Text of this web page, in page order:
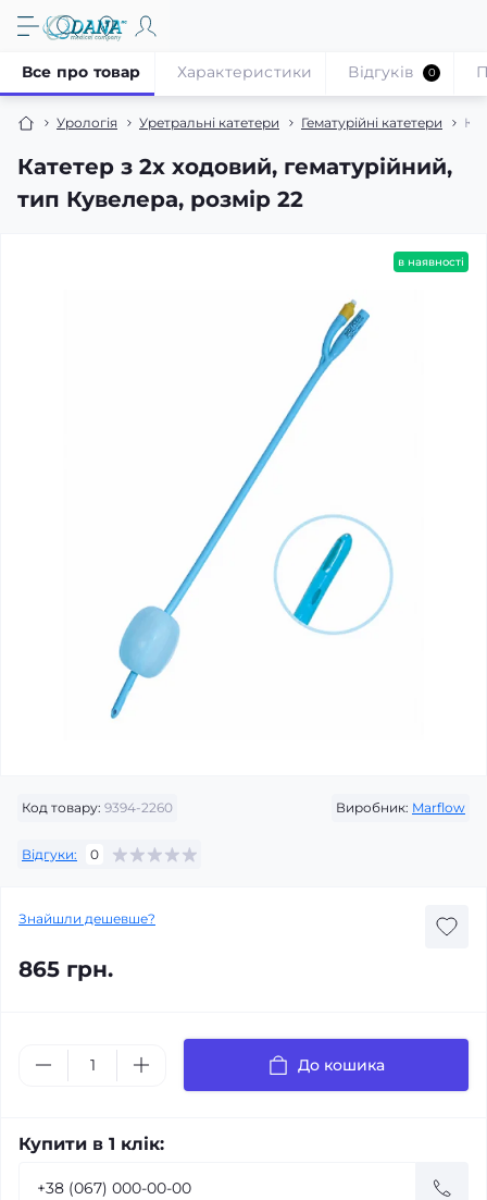
Урологія Уретральні катетери Гематурійні катетери
Катетер з 2х ходовий, гематурійний,
тип Кувелера, розмір 22
Все про товар Характеристики Відгуків 0
в наявності
Код товару: 9394-2260 Виробник: Marflow
Відгуки: 0
Знайшли дешевше?
865 грн.
До кошика
Купити в 1 клік: